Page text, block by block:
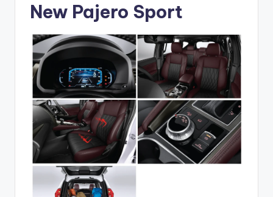
New Pajero Sport